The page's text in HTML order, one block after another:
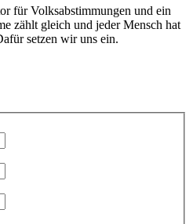
für Volksabstimmungen und ein
zählt gleich und jeder Mensch hat
setzen wir uns ein.